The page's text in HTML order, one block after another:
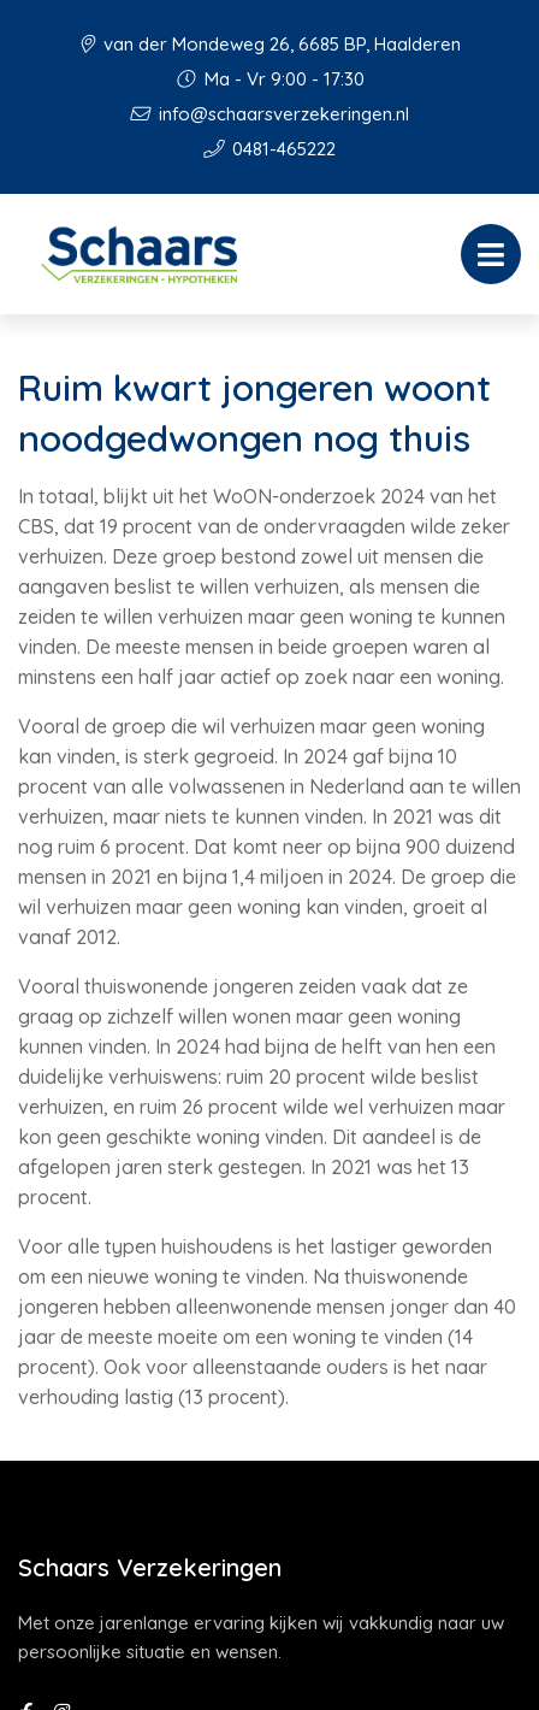
van der Mondeweg 26, 6685 BP, Haalderen
Ma - Vr 9:00 - 17:30
info@schaarsverzekeringen.nl
0481-465222
Ruim kwart jongeren woont
noodgedwongen nog thuis
In totaal, blijkt uit het WoON-onderzoek 2024 van het
CBS, dat 19 procent van de ondervraagden wilde zeker
verhuizen. Deze groep bestond zowel uit mensen die
aangaven beslist te willen verhuizen, als mensen die
zeiden te willen verhuizen maar geen woning te kunnen
vinden. De meeste mensen in beide groepen waren al
minstens een half jaar actief op zoek naar een woning.
Vooral de groep die wil verhuizen maar geen woning
kan vinden, is sterk gegroeid. In 2024 gaf bijna 10
procent van alle volwassenen in Nederland aan te willen
verhuizen, maar niets te kunnen vinden. In 2021 was dit
nog ruim 6 procent. Dat komt neer op bijna 900 duizend
mensen in 2021 en bijna 1,4 miljoen in 2024. De groep die
wil verhuizen maar geen woning kan vinden, groeit al
vanaf 2012.
Vooral thuiswonende jongeren zeiden vaak dat ze
graag op zichzelf willen wonen maar geen woning
kunnen vinden. In 2024 had bijna de helft van hen een
duidelijke verhuiswens: ruim 20 procent wilde beslist
verhuizen, en ruim 26 procent wilde wel verhuizen maar
kon geen geschikte woning vinden. Dit aandeel is de
afgelopen jaren sterk gestegen. In 2021 was het 13
procent.
Voor alle typen huishoudens is het lastiger geworden
om een nieuwe woning te vinden. Na thuiswonende
jongeren hebben alleenwonende mensen jonger dan 40
jaar de meeste moeite om een woning te vinden (14
procent). Ook voor alleenstaande ouders is het naar
verhouding lastig (13 procent).
Schaars Verzekeringen
Met onze jarenlange ervaring kijken wij vakkundig naar uw
persoonlijke situatie en wensen.